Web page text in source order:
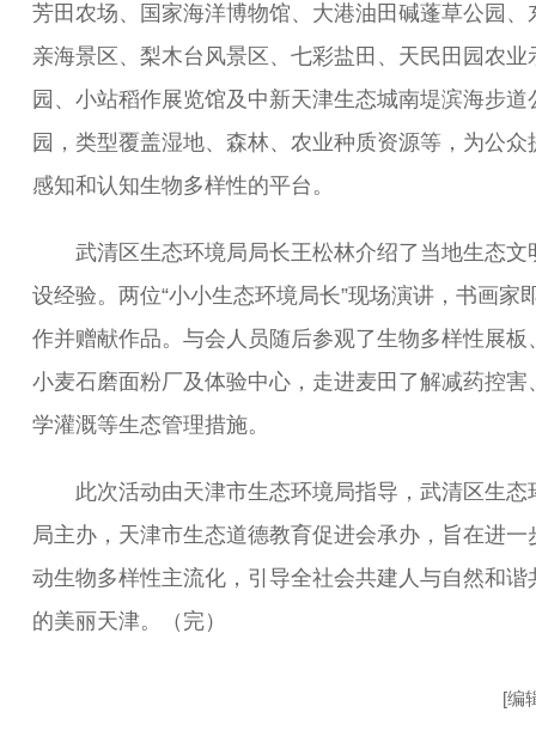
芳田农场、国家海洋博物馆、大港油田碱蓬草公园、
亲海景区、梨木台风景区、七彩盐田、天民田园农业
园、小站稻作展览馆及中新天津生态城南堤滨海步道
园，类型覆盖湿地、森林、农业种质资源等，为公众
感知和认知生物多样性的平台。
武清区生态环境局局长王松林介绍了当地生态文
设经验。两位“小小生态环境局长”现场演讲，书画家
作并赠献作品。与会人员随后参观了生物多样性展板
小麦石磨面粉厂及体验中心，走进麦田了解减药控害
学灌溉等生态管理措施。
此次活动由天津市生态环境局指导，武清区生态
局主办，天津市生态道德教育促进会承办，旨在进一
动生物多样性主流化，引导全社会共建人与自然和谐
的美丽天津。（完）
[编